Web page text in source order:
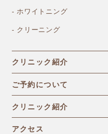
- ホワイトニング
- クリーニング
クリニック紹介
ご予約について
クリニック紹介
アクセス